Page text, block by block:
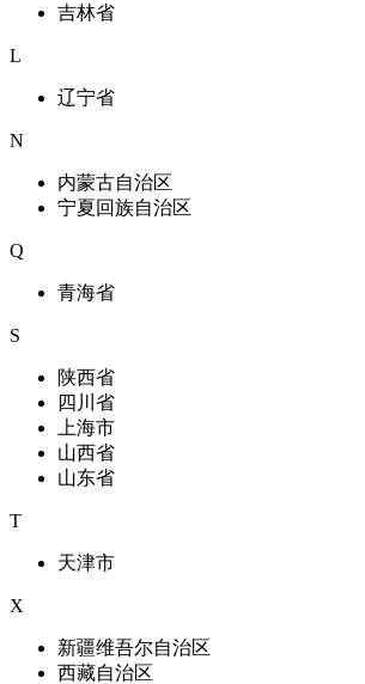
吉林省
L
辽宁省
N
内蒙古自治区
宁夏回族自治区
Q
青海省
S
陕西省
四川省
上海市
山西省
山东省
T
天津市
X
新疆维吾尔自治区
西藏自治区